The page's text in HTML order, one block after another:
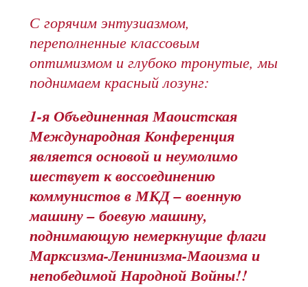
С горячим энтузиазмом,
переполненные классовым
оптимизмом и глубоко тронутые, мы
поднимаем красный лозунг:
1-я Объединенная Маоистская
Международная Конференция
является основой и неумолимо
шествует к воссоединению
коммунистов в МКД – военную
машину – боевую машину,
поднимающую немеркнущие флаги
Марксизма-Ленинизма-Маоизма и
непобедимой Народной Войны!!